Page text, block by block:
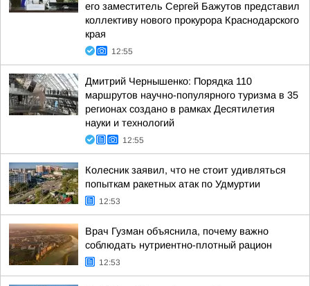
его заместитель Сергей Бажутов представил
коллективу нового прокурора Краснодарского
края
12:55
Дмитрий Чернышенко: Порядка 110
маршрутов научно-популярного туризма в 35
регионах создано в рамках Десятилетия
науки и технологий
12:55
Колесник заявил, что не стоит удивляться
попыткам ракетных атак по Удмуртии
12:53
Врач Гузман объяснила, почему важно
соблюдать нутриентно-плотный рацион
12:53